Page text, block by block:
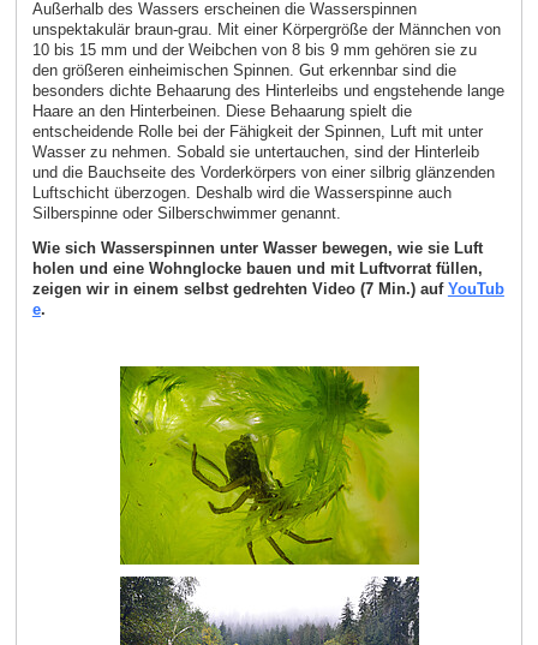
Außerhalb des Wassers erscheinen die Wasserspinnen
unspektakulär braun-grau. Mit einer Körpergröße der Männchen von
10 bis 15 mm und der Weibchen von 8 bis 9 mm gehören sie zu
den größeren einheimischen Spinnen. Gut erkennbar sind die
besonders dichte Behaarung des Hinterleibs und engstehende lange
Haare an den Hinterbeinen. Diese Behaarung spielt die
entscheidende Rolle bei der Fähigkeit der Spinnen, Luft mit unter
Wasser zu nehmen. Sobald sie untertauchen, sind der Hinterleib
und die Bauchseite des Vorderkörpers von einer silbrig glänzenden
Luftschicht überzogen. Deshalb wird die Wasserspinne auch
Silberspinne oder Silberschwimmer genannt.
Wie sich Wasserspinnen unter Wasser bewegen, wie sie Luft
holen und eine Wohnglocke bauen und mit Luftvorrat füllen,
zeigen wir in einem selbst gedrehten Video (7 Min.) auf YouTub
e.